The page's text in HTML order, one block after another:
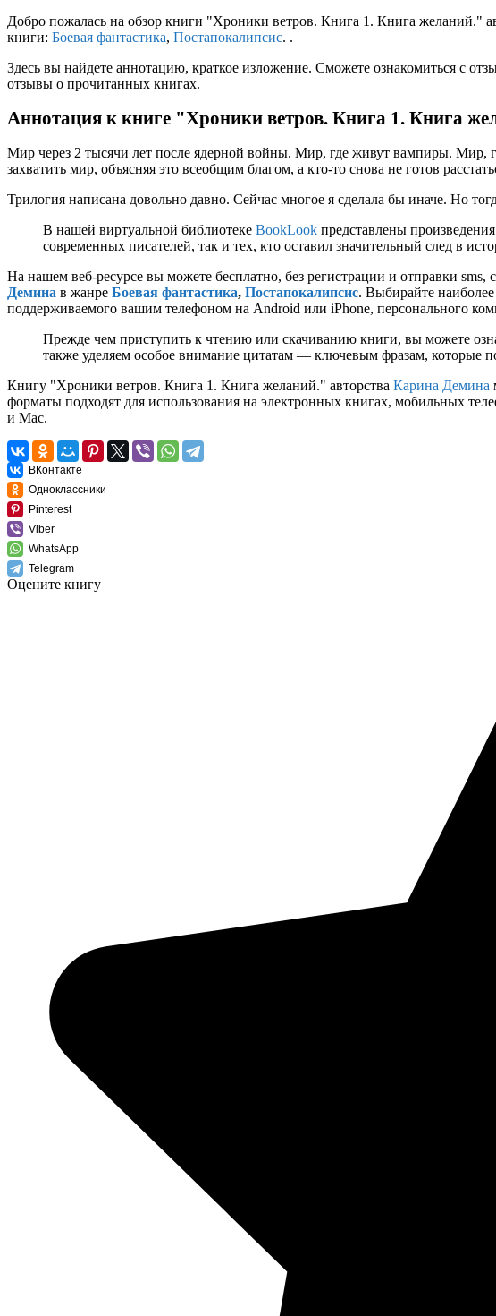
Добро пожалась на обзор книги "Хроники ветров. Книга 1. Книга желаний."
книги: Боевая фантастика, Постапокалипсис. .
Здесь вы найдете аннотацию, краткое изложение. Сможете ознакомиться с
отзывы о прочитанных книгах.
Аннотация к книге "Хроники ветров. Книга 1. Книга
Мир через 2 тысячи лет после ядерной войны. Мир, где живут вампиры. Мир,
захватить мир, объясняя это всеобщим благом, а кто-то снова не готов
Трилогия написана довольно давно. Сейчас многое я сделала бы иначе. Но
В нашей виртуальной библиотеке BookLook представлены
современных писателей, так и тех, кто оставил значительный след в
На нашем веб-ресурсе вы можете бесплатно, без регистрации и отправки sms,
Демина в жанре Боевая фантастика, Постапокалипсис. Выбирайте
поддерживаемого вашим телефоном на Android или iPhone, персонального
Прежде чем приступить к чтению или скачиванию книги, вы можете
также уделяем особое внимание цитатам — ключевым фразам, которые
Книгу "Хроники ветров. Книга 1. Книга желаний." авторства Карина Демина
форматы подходят для использования на электронных книгах, мобильных
и Mac.
ВКонтакте
Одноклассники
Pinterest
Viber
WhatsApp
Telegram
Оцените книгу